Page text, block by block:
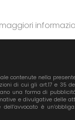
contenute nella
di cui gli art.17 e 35
una forma di
e divulgative delle
è